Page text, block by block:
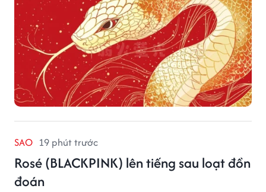
SAO 19 phút trước
Rosé (BLACKPINK) lên tiếng sau loạt đồn
đoán